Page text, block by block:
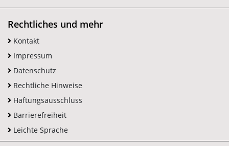
Rechtliches und mehr
Kontakt
Impressum
Datenschutz
Rechtliche Hinweise
Haftungsausschluss
Barrierefreiheit
Leichte Sprache